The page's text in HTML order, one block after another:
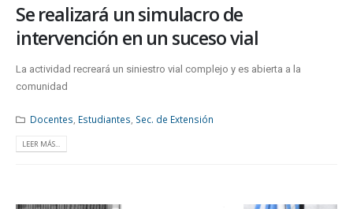
Se realizará un simulacro de
intervención en un suceso vial
La actividad recreará un siniestro vial complejo y es abierta a la
comunidad
Docentes Estudiantes Sec. de Extensión
LEER MÁS...